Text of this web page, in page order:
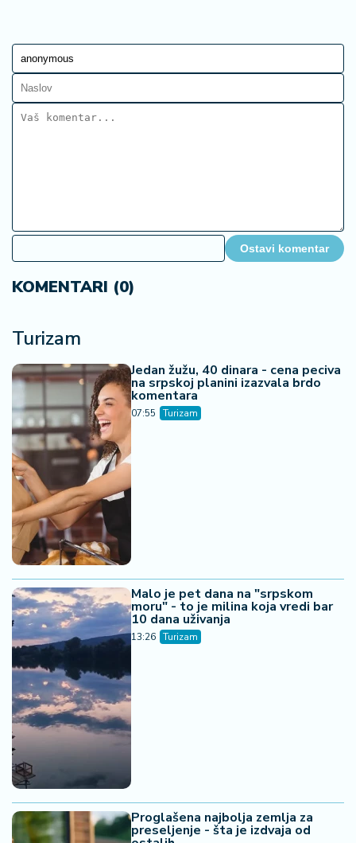
Ostavi komentar
KOMENTARI (0)
Turizam
Jedan žužu, 40 dinara - cena peciva
na srpskoj planini izazvala brdo
komentara
07:55 Turizam
Malo je pet dana na "srpskom
moru" - to je milina koja vredi bar
10 dana uživanja
13:26 Turizam
Proglašena najbolja zemlja za
preseljenje - šta je izdvaja od